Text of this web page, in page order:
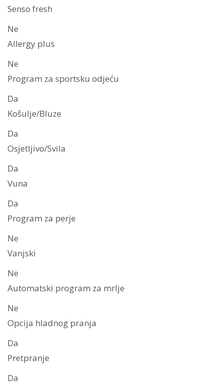
Senso fresh
Ne
Allergy plus
Ne
Program za sportsku odjeću
Da
Košulje/Bluze
Da
Osjetljivo/Svila
Da
Vuna
Da
Program za perje
Ne
Vanjski
Ne
Automatski program za mrlje
Ne
Opcija hladnog pranja
Da
Pretpranje
Da